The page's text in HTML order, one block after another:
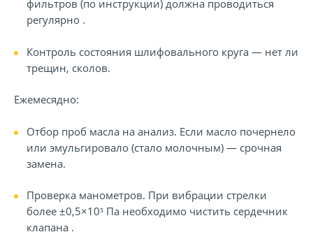
фильтров (по инструкции) должна проводиться
регулярно .
Контроль состояния шлифовального круга — нет ли
трещин, сколов.
Ежемесядно:
Отбор проб масла на анализ. Если масло почернело
или эмульгировало (стало молочным) — срочная
замена.
Проверка манометров. При вибрации стрелки
более ±0,5×10⁵ Па необходимо чистить сердечник
клапана .